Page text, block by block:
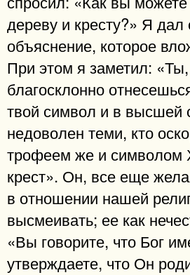
дереву и кресту?» Я дал
объяснение, которое
При этом я заметил:
благосклонно
твой символ и в высшей
недоволен теми, кто
трофеем же и символом
крест». Он, все еще
в отношении нашей
высмеивать; ее как
«Вы говорите, что Бог
утверждаете, что Он